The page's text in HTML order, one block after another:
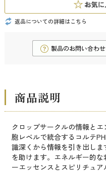
返品についての詳細はこちら
商品説明
クロップサークルの情報と
胞レベルで統合するコルテ
識深くから情報を引き出し
を助けます。エネルギー的
ーエッセンスとスピリチュ